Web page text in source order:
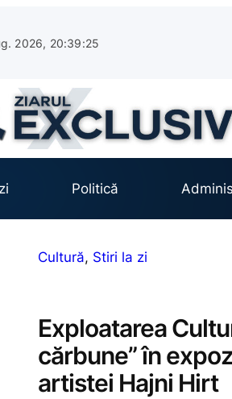
2026, 20:39:26
Politică
Cultură, Stiri la zi
Exploatarea
cărbune” în
artistei Hajni Hirt